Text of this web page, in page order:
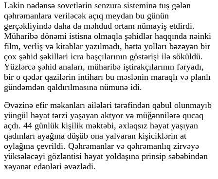
Lakin nədənsə sovetlərin senzura sisteminə tuş gələn
qəhrəmanlara veriləcək açıq meydan bu günün
gerçəkliyində daha da məhdud ortam nümayiş etdirdi.
Müharibə dönəmi istisna olmaqla şəhidlər haqqında nəinki
film, verliş və kitablar yazılmadı, hətta yolları bəzəyən bir
çox şəhid şəkilləri icra başçılarının göstərişi ilə söküldü.
Yüzlərcə şəhid anaları, müharibə iştirakçılarının fəryadı,
bir o qədər qazilərin intiharı bu məslənin maraqlı və planlı
gündəmdən qaldırılmasına nümunə idi.
Əvəzinə efir məkanları ailələri tərəfindən qabul olunmayıb
yüngül həyat tərzi yaşayan aktyor və müğənnilərə qucaq
açdı. 44 günlük kişilik məktəbi, əxlaqsız həyat yaşıyan
qadınları ayağına düşüb ona yalvaran kişiciklərin at
oylağına çevrildi. Qəhrəmanlar və qəhrəmanlıq zirvəyə
yüksələcəyi gözləntisi həyat yoldaşına prinsip səbəbindən
xəyanət edənləri əvəzlədi.